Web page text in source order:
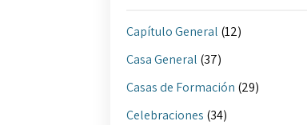
Capítulo General (12)
Casa General (37)
Casas de Formación (29)
Celebraciones (34)